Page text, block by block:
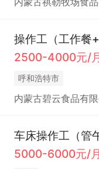
操作工（工作餐+
2500-4000元/
呼和浩特市
内蒙古碧云食品有
车床操作工（管
5000-6000元/月